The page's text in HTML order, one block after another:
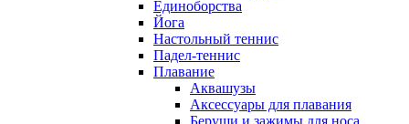
Единоборства
Йога
Настольный теннис
Падел-теннис
Плавание
Аквашузы
Аксессуары для плавания
Беруши и зажимы для носа